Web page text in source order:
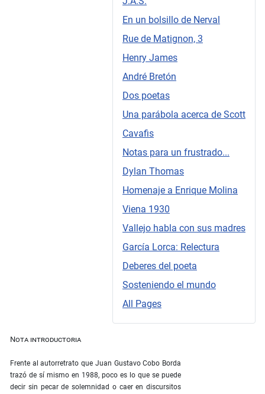
En un bolsillo de Nerval
Rue de Matignon, 3
Henry James
André Bretón
Dos poetas
Una parábola acerca de Scott
Cavafis
Notas para un frustrado...
Dylan Thomas
Homenaje a Enrique Molina
Viena 1930
Vallejo habla con sus madres
García Lorca: Relectura
Deberes del poeta
Sosteniendo el mundo
All Pages
Nota introductoria
Frente al autorretrato que Juan Gustavo Cobo Borda
trazó de sí mismo en 1988, poco es lo que se puede
decir sin pecar de solemnidad o caer en discursitos